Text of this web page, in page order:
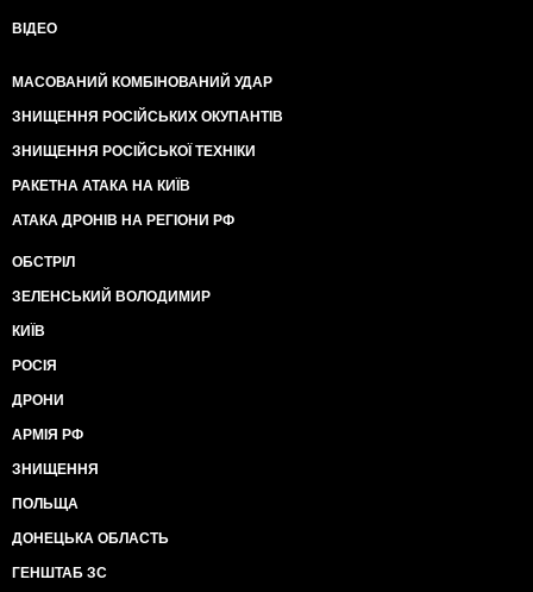
ВІДЕО
МАСОВАНИЙ КОМБІНОВАНИЙ УДАР
ЗНИЩЕННЯ РОСІЙСЬКИХ ОКУПАНТІВ
ЗНИЩЕННЯ РОСІЙСЬКОЇ ТЕХНІКИ
РАКЕТНА АТАКА НА КИЇВ
АТАКА ДРОНІВ НА РЕГІОНИ РФ
ОБСТРІЛ
ЗЕЛЕНСЬКИЙ ВОЛОДИМИР
КИЇВ
РОСІЯ
ДРОНИ
АРМІЯ РФ
ЗНИЩЕННЯ
ПОЛЬЩА
ДОНЕЦЬКА ОБЛАСТЬ
ГЕНШТАБ ЗС